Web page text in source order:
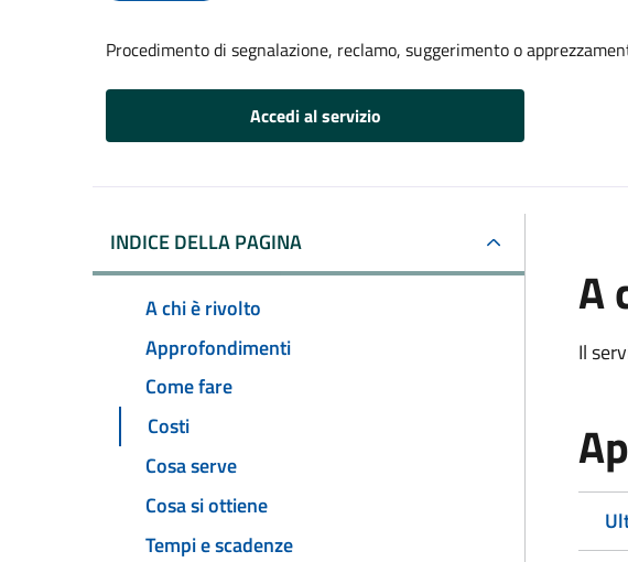
Procedimento di segnalazione, reclamo, suggerimento o
Accedi al servizio
INDICE DELLA PAGINA
A chi è rivolto
Approfondimenti
Come fare
Costi
Cosa serve
Cosa si ottiene
Tempi e scadenze
A
Il